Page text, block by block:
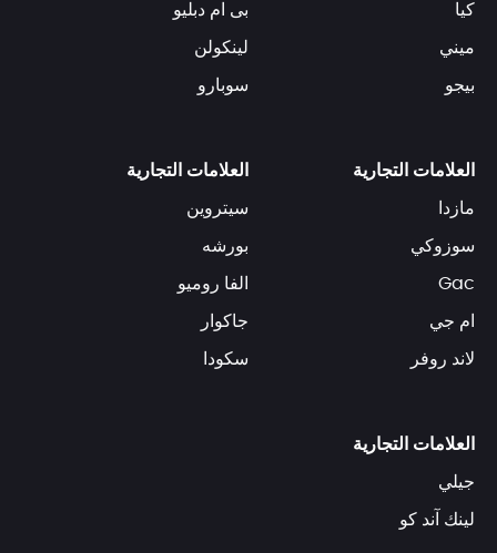
كيا
ميني
بيجو
بى ام دبليو
لينكولن
سوبارو
العلامات التجارية
مازدا
سوزوكي
Gac
ام جي
لاند روفر
العلامات التجارية
سيتروين
بورشه
الفا روميو
جاكوار
سكودا
العلامات التجارية
جيلي
لينك آند كو